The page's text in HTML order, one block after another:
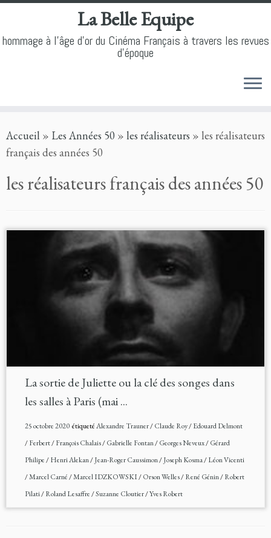
to
content
La Belle Equipe
hommage à l'âge d'or du Cinéma Français à travers les revues
d'époque
Accueil » Les Années 50 » les réalisateurs » les réalisateurs
français des années 50
les réalisateurs français des années 50
La sortie de Juliette ou la clé des songes dans
les salles à Paris (mai ...
25 octobre 2020étiquetéAlexandre Trauner/Claude Roy/Edouard Delmont
/Ferbert/François Chalais/Gabrielle Fontan/Georges Neveux/Gérard
Philipe/Henri Alekan/Jean-Roger Caussimon/Joseph Kosma/Léon Vicenti
/Marcel Carné/Marcel IDZKOWSKI/Orson Welles/René Génin/Robert
Pilati/Roland Lesaffre/Suzanne Cloutier/Yves Robert